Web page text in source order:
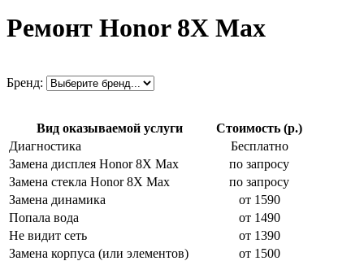
Ремонт Honor 8X Max
Бренд:
Вид оказываемой услуги
Стоимость (р.)
Диагностика
Бесплатно
Замена дисплея Honor 8X Max
по запросу
Замена стекла Honor 8X Max
по запросу
Замена динамика
от 1590
Попала вода
от 1490
Не видит сеть
от 1390
Замена корпуса (или элементов)
от 1500